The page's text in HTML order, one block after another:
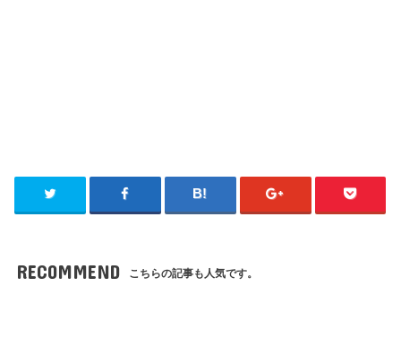
RECOMMEND こちらの記事も人気です。